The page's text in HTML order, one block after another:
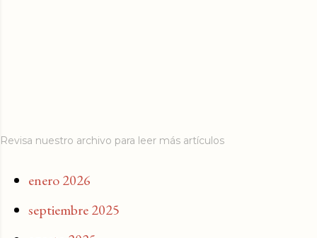
Revisa nuestro archivo para leer más artículos
enero 2026
septiembre 2025